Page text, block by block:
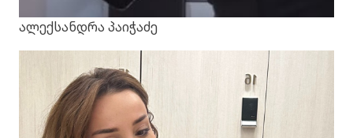
ალექსანდრა პაიჭაძე